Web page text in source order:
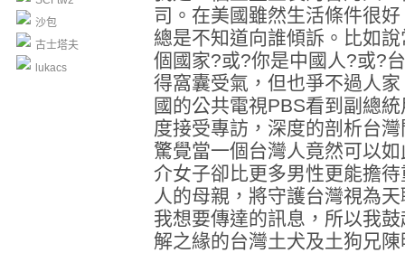
沙包
古士塔夫
lukacs
司。在美國雖然生活條件很
總是不知道向誰傾訴。比如
個國家?或?你是中國人?或?
得窩囊受氣，但也爭不過人
國的公共電視PBS看到副總
度接受專訪，深度的剖析台
驚覺當一個台灣人竟然可以
介女子卻比更多男性更能擔
人的母親，將守護台灣視為
我想要傳達的訊息，所以我
解之緣的台灣土犬及土狗兄